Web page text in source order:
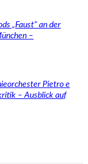
„Faust“ an der
–
Pietro e
– Ausblick auf